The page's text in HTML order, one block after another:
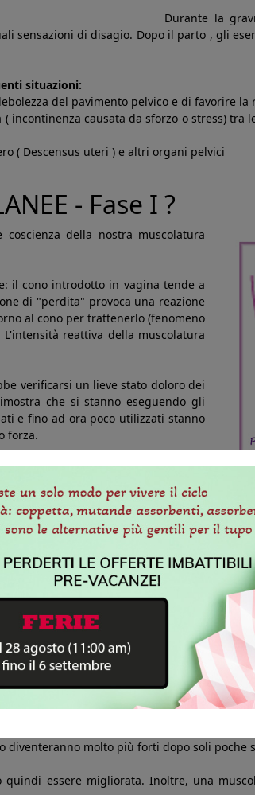
Durante la
sensazioni di disagio. Dopo il parto , gli
situazioni:
del pavimento pelvico e di favorire la
incontinenza causata da sforzo o stress)
( Descensus uteri ) e altri organi pelvici
- Fase I ?
della nostra muscolatura
il cono introdotto in vagina tende a
di "perdita" provoca una reazione
al cono per trattenerlo (fenomeno
reattiva della muscolatura
verificarsi un lieve stato doloro dei
che si stanno eseguendo gli
e fino ad ora poco utilizzati stanno
forza.
i coni e lavarsi le mani
fatto inserendo il cono giallo (il più
provare il prossimo cono più pesante
il tuo pavimento pelvico e da questo
All'inizio potresti solo essere in grado di
FASE I.
complete in Italiano, Inglese, Francese e
Reeves, naturopata e trainer del
del tuo corpo e a conoscerli.
con i Coni Elanee
diventeranno molto più forti dopo soli poche
quindi essere migliorata. Inoltre, una